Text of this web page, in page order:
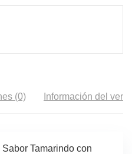
(0) Información del
Tamarindo con